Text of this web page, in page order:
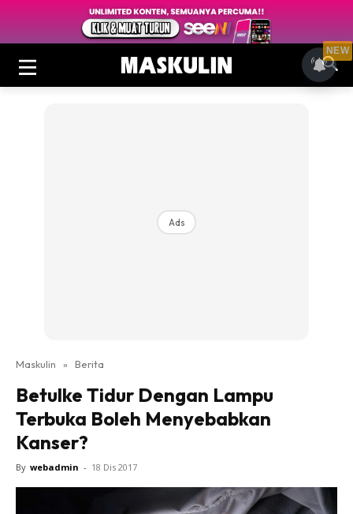
Ads
Maskulin » Berita
Betulke Tidur Dengan Lampu
Terbuka Boleh Menyebabkan
Kanser?
By webadmin - 18 Dis 2017
NEW